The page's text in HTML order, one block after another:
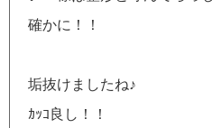
確かに！！
垢抜けましたね♪
ｶｯｺ良し！！